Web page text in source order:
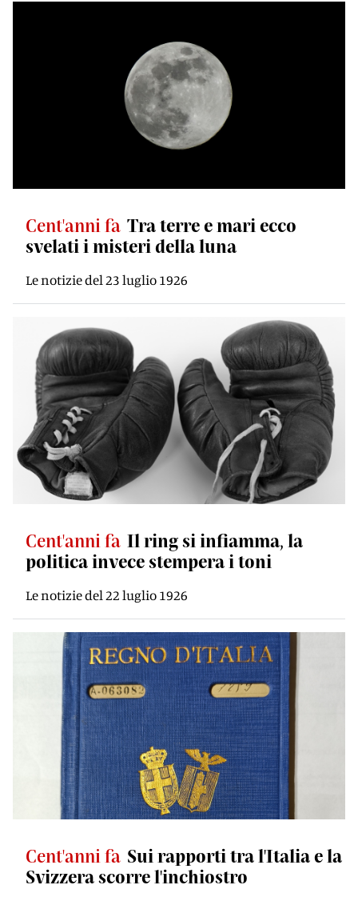
Cent'anni fa Tra terre e mari ecco
svelati i misteri della luna
Le notizie del 23 luglio 1926
Cent'anni fa Il ring si infiamma, la
politica invece stempera i toni
Le notizie del 22 luglio 1926
Cent'anni fa Sui rapporti tra l'Italia e la
Svizzera scorre l'inchiostro